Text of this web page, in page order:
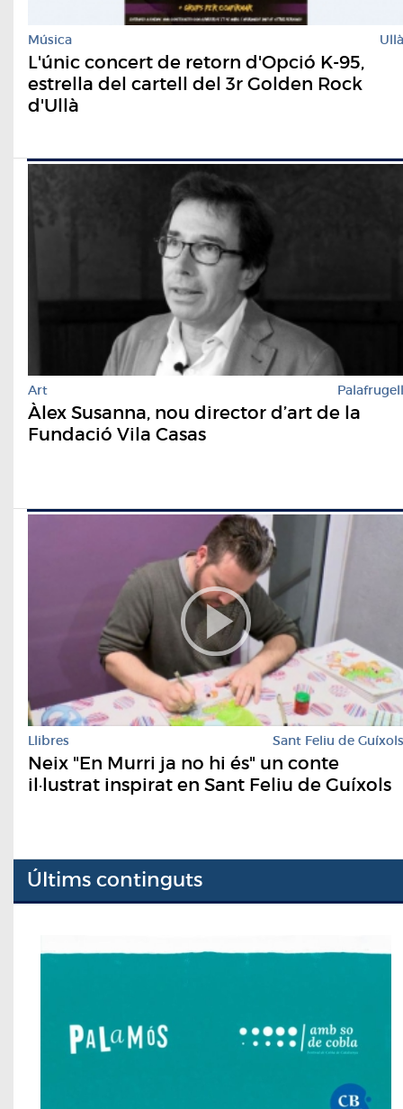
Música Ullà
L'únic concert de retorn d'Opció K-95,
estrella del cartell del 3r Golden Rock
d'Ullà
Art Palafrugell
Àlex Susanna, nou director d’art de la
Fundació Vila Casas
Llibres Sant Feliu de Guíxols
Neix "En Murri ja no hi és" un conte
il·lustrat inspirat en Sant Feliu de Guíxols
Últims continguts